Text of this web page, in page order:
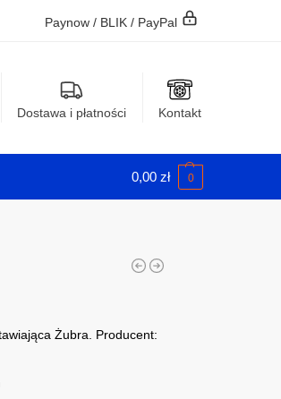
Paynow / BLIK / PayPal
Dostawa i płatności Kontakt
0,00 zł 0
Żubra. Producent: